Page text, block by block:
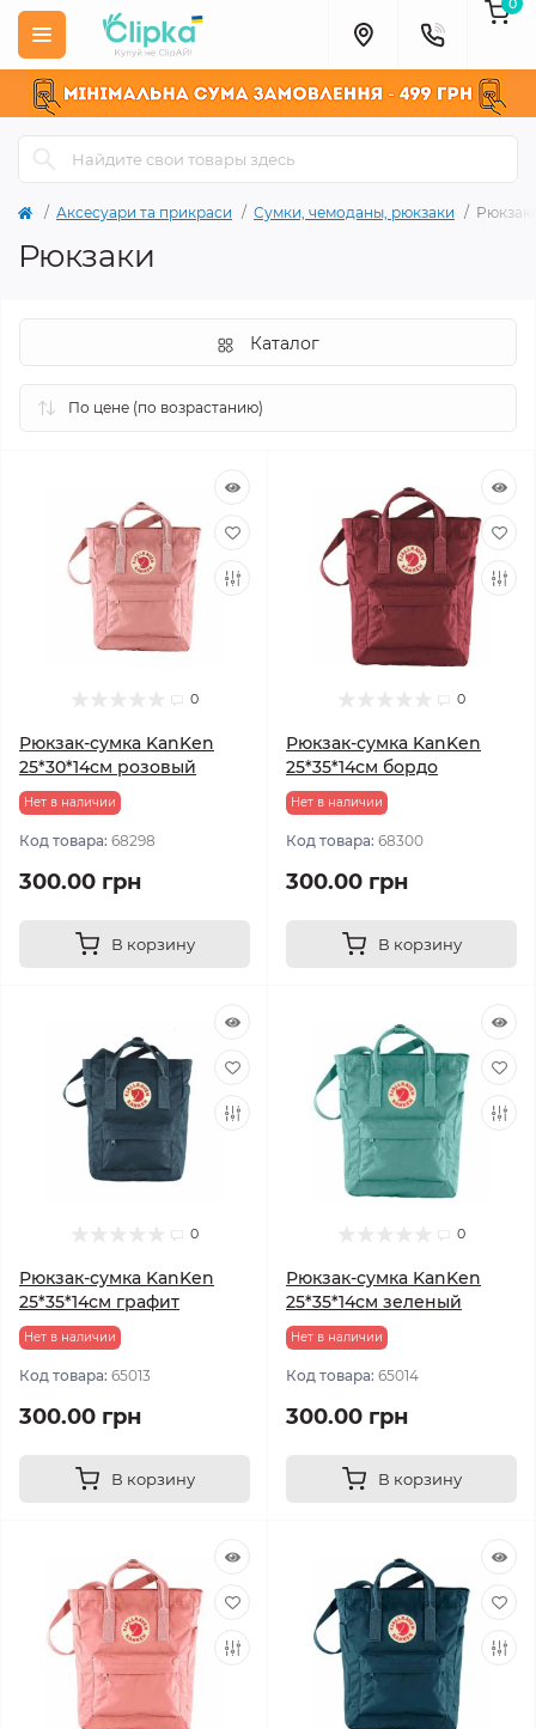
Аксесуари та прикраси Сумки, чемоданы, рюкзаки
Рюкзаки
Каталог
0
Рюкзак-сумка KanKen
25*30*14см розовый
Нет в наличии
Код товара: 68298
300.00 грн
В корзину
0
Рюкзак-сумка KanKen
25*35*14см бордо
Нет в наличии
Код товара: 68300
300.00 грн
В корзину
0
Рюкзак-сумка KanKen
25*35*14см графит
Нет в наличии
Код товара: 65013
300.00 грн
В корзину
0
Рюкзак-сумка KanKen
25*35*14см зеленый
Нет в наличии
Код товара: 65014
300.00 грн
В корзину